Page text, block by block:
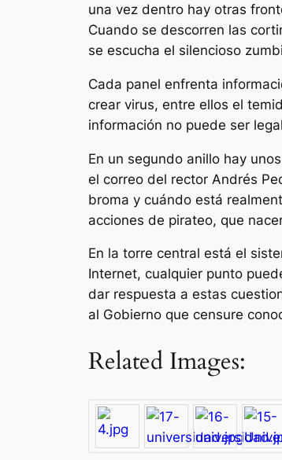
una vez dentro hay otras
Cuando se descorren las
se escucha el silencioso
Cada panel enfrenta
crear virus, entre ellos el
información no puede ser
En un segundo anillo hay
el correo del rector Andrés
broma y cuándo está
acciones de pirateo, que
En la torre central está el
Internet, cualquier punto
dar respuesta a estas
al Gobierno que censure
Related Images: